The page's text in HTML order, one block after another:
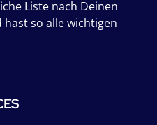
Liste nach Deinen
so alle wichtigen